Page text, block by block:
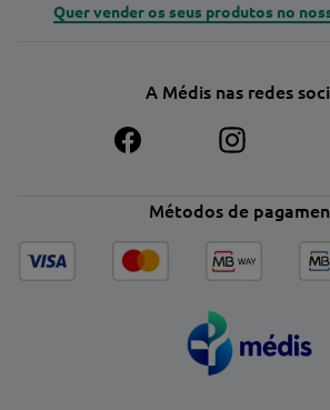
Quer vender os seus produtos no
A Médis nas redes
Métodos de